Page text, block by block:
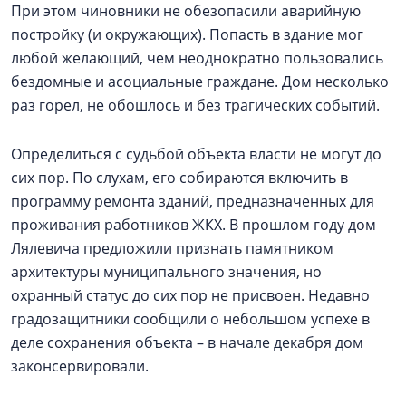
При этом чиновники не обезопасили аварийную
постройку (и окружающих). Попасть в здание мог
любой желающий, чем неоднократно пользовались
бездомные и асоциальные граждане. Дом несколько
раз горел, не обошлось и без трагических событий.
Определиться с судьбой объекта власти не могут до
сих пор. По слухам, его собираются включить в
программу ремонта зданий, предназначенных для
проживания работников ЖКХ. В прошлом году дом
Лялевича предложили признать памятником
архитектуры муниципального значения, но
охранный статус до сих пор не присвоен. Недавно
градозащитники сообщили о небольшом успехе в
деле сохранения объекта – в начале декабря дом
законсервировали.